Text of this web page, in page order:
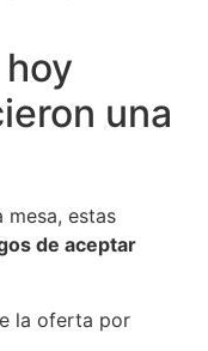
una
mesa, estas
de aceptar
la oferta por